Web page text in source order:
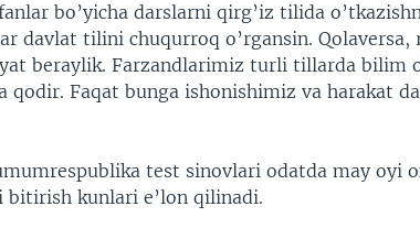
bo’yicha darslarni qirg’iz tilida
davlat tilini chuqurroq o’rgansin. Qolaversa,
beraylik. Farzandlarimiz turli tillarda bilim
qodir. Faqat bunga ishonishimiz va harakat
test sinovlari odatda may oyi
kunlari e’lon qilinadi.